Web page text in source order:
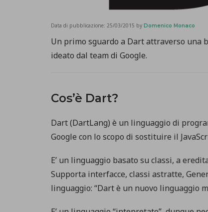
Data di pubblicazione: 25/03/2015 by Domenico Monaco
Un primo sguardo a Dart attraverso una
ideato dal team di Google.
Cos’è Dart?
Dart (DartLang) è un linguaggio di
Google con lo scopo di sostituire il
E’ un linguaggio basato su classi, a
Supporta interfacce, classi astratte,
linguaggio: “Dart è un nuovo linguaggio